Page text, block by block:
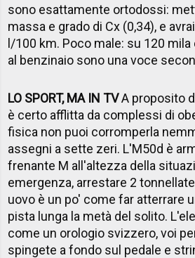
sono esattamente ortodossi:
massa e grado di Cx (0,34), e
l/100 km. Poco male: su 120
al benzinaio sono una voce
LO SPORT, MA IN TVA proposito
è certo afflitta da complessi di
fisica non puoi corromperla
assegni a sette zeri. L'M50d è
frenante M all'altezza della
emergenza, arrestare 2
uovo è un po' come far atterrare
pista lunga la metà del solito.
come un orologio svizzero, voi
spingete a fondo sul pedale e